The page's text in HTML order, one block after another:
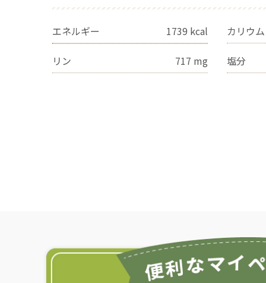
エネルギー 1739 kcal カリウム
リン 717 mg 塩分